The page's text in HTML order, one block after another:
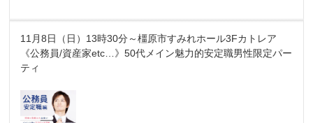
11月8日（日）13時30分～橿原市すみれホール3Fカトレア
《公務員/資産家etc…》50代メイン魅力的安定職男性限定パー
ティ